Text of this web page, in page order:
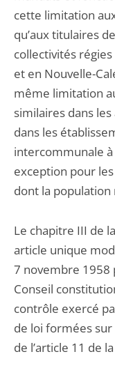
cette limitation
qu’aux titulaires
collectivités
et en Nouvelle-
même limitation
similaires dans
dans les
intercommunale
exception pour
dont la population
Le chapitre III de
article unique
7 novembre 1958
Conseil
contrôle exercé
de loi formées
de l’article 11 de